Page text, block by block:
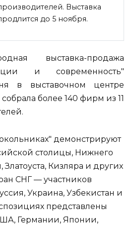
Выставка
до 5 ноября.
выставка-продажа
и современность"
в выставочном центре
более 140 фирм из 11
демонстрируют
столицы, Нижнего
Златоуста, Кизляра и других
СНГ — участников
Украина, Узбекистан и
представлены
Германии, Японии,